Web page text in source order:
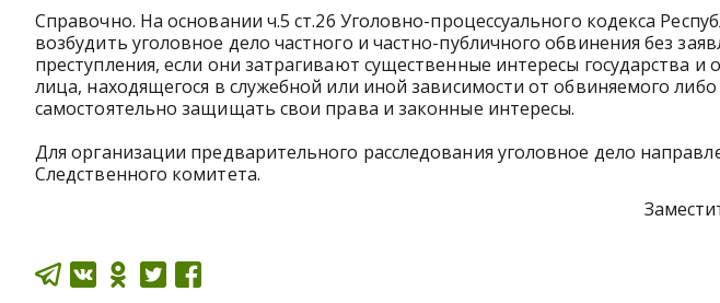
Справочно. На основании ч.5 ст.26 Уголовно-процессуального кодекса
возбудить уголовное дело частного и частно-публичного обвинения без
преступления, если они затрагивают существенные интересы государства
лица, находящегося в служебной или иной зависимости от обвиняемого
самостоятельно защищать свои права и законные интересы.
Для организации предварительного расследования уголовное дело
Следственного комитета.